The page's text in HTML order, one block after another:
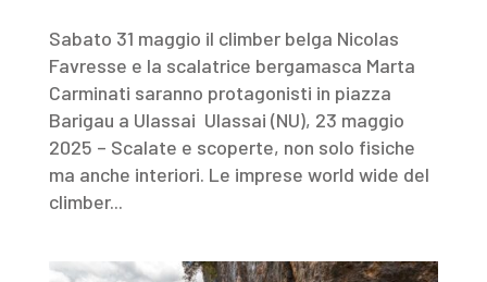
Sabato 31 maggio il climber belga Nicolas
Favresse e la scalatrice bergamasca Marta
Carminati saranno protagonisti in piazza
Barigau a Ulassai Ulassai (NU), 23 maggio
2025 – Scalate e scoperte, non solo fisiche
ma anche interiori. Le imprese world wide del
climber...